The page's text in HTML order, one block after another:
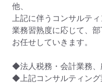
他、
上記に伴うコンサルティ
業務習熟度に応じて、
お任せしていきます。
◆法人税務・会計業務、
◆上記コンサルティング